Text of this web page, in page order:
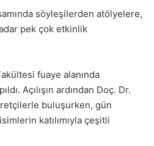
söyleşilerden atölyelere,
pek çok etkinlik
fuaye alanında
Açılışın ardından Doç. Dr.
buluşurken, gün
katılımıyla çeşitli